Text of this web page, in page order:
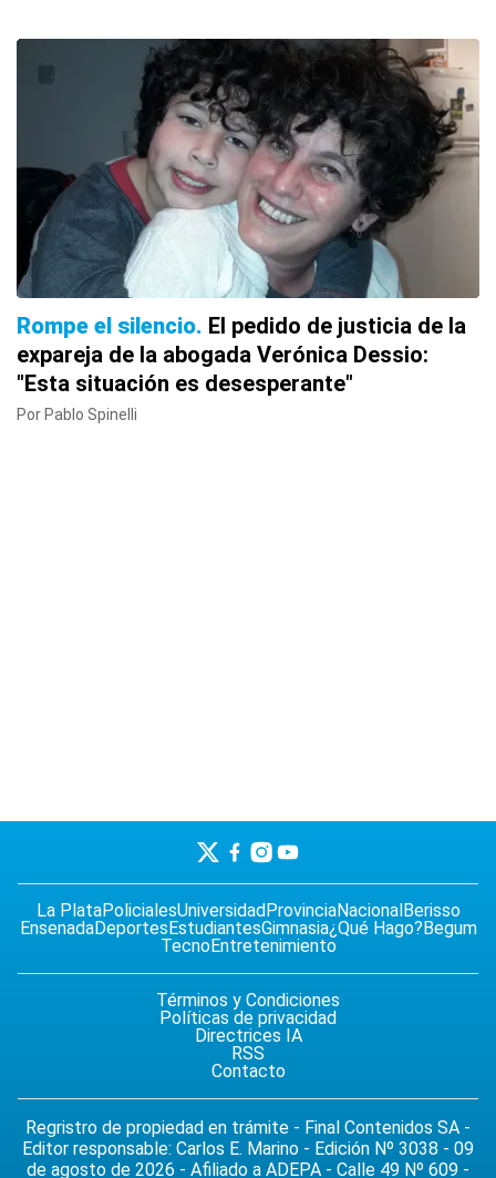
Rompe el silencio El pedido de justicia de la
expareja de la abogada Verónica Dessio:
"Esta situación es desesperante"
Por Pablo Spinelli
La PlataPolicialesUniversidad ProvinciaNacional Berisso
EnsenadaDeportes EstudiantesGimnasia¿Qué Hago? Begum
TecnoEntretenimiento
Términos y Condiciones
Políticas de privacidad
Directrices IA
RSS
Contacto
Regristro de propiedad en trámite - Final Contenidos SA -
Editor responsable: Carlos E. Marino - Edición Nº 3038 - 09
de agosto de 2026 - Afiliado a ADEPA - Calle 49 Nº 609 -